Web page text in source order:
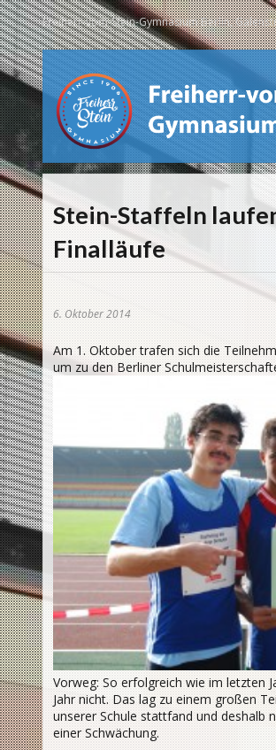
Freiherr-vom-Stein-Gymnasium Berlin,
Stein-Staffeln
Finalläufe
6. Oktober 2014
Am 1. Oktober trafen sich die
um zu den Berliner
Vorweg: So erfolgreich wie im letzten
Jahr nicht. Das lag zu einem großen
unserer Schule stattfand und deshalb
einer Schwächung.